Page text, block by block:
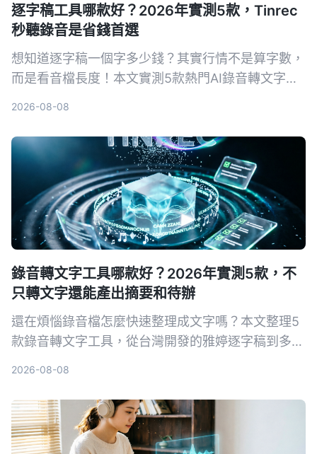
逐字稿工具哪款好？2026年實測5款，Tinrec
秒聽錄音是省錢首選
想知道逐字稿一個字多少錢？其實行情不是算字數，
而是看音檔長度！本文實測5款熱門AI錄音轉文字工
佳選擇。
2026-08-08
錄音轉文字工具哪款好？2026年實測5款，不
只轉文字還能產出摘要和待辦
還在煩惱錄音檔怎麼快速整理成文字嗎？本文整理5
款錄音轉文字工具，從台灣開發的雅婷逐字稿到多功
2026-08-08